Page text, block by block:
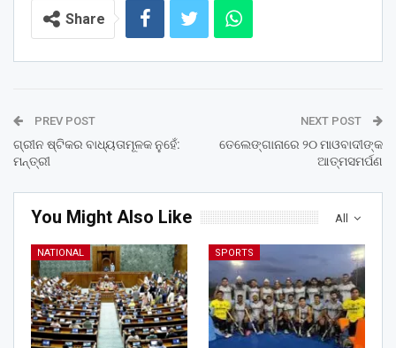
Share
PREV POST
ଗ୍ରୀନ ଷ୍ଟିକର ବାଧ୍ୟତାମୂଳକ ନୁହେଁ:
ମନ୍ତ୍ରୀ
NEXT POST
ତେଲେଙ୍ଗାନାରେ ୨୦ ମାଓବାଦୀଙ୍କ
ଆତ୍ମସମର୍ପଣ
All
You Might Also Like
NATIONAL SPORTS